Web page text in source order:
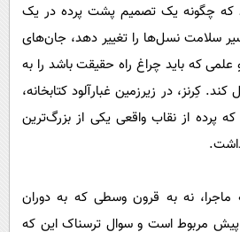
که چگونه یک تصمیم پشت پرده در یک
سلامت نسل‌ها را تغییر دهد، جان‌های
علمی که باید چراغ راه حقیقت باشد را به
کِرنز، در زیرزمین غبارآلود کتابخانه،
پرده از نقاب واقعی یکی از بزرگ‌ترین
نه به قرون وسطی که به دوران
مربوط است و سوال ترسناک این که